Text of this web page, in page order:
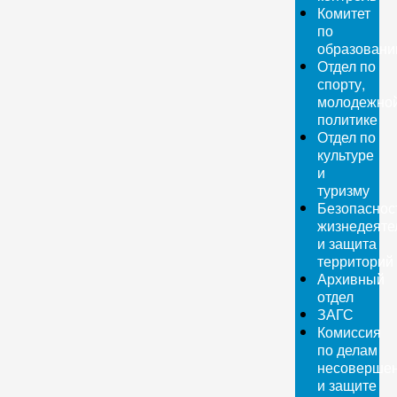
Комитет
по
Отдел по
спорту,
политике
Отдел по
культуре
и
туризму
и защита
территорий
Архивный
отдел
ЗАГС
Комиссия
по делам
и защите